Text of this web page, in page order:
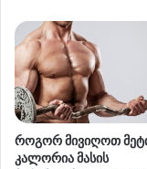
როგორ მივიღოთ
კალორია მასის